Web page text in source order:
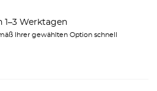
1–3 Werktagen
Ihrer gewählten Option schnell